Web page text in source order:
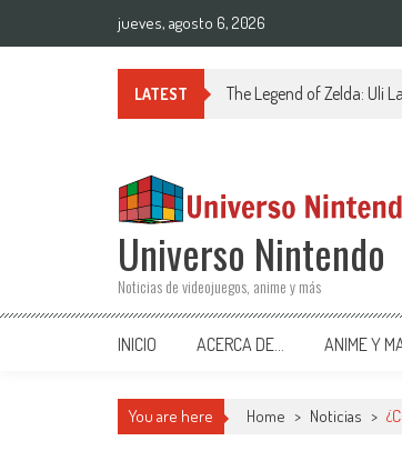
jueves, agosto 6, 2026
LATEST The Legend of Zelda: Uli
Universo Nintendo
Noticias de videojuegos, anime y más
INICIO ACERCA DE… ANIME Y
You are here Home > Noticias >